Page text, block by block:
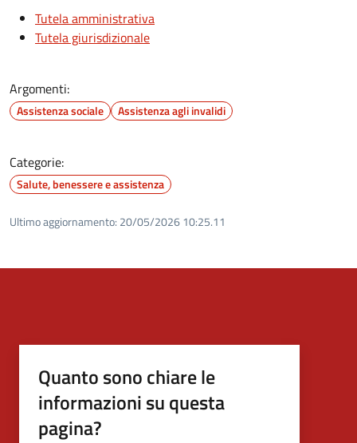
Tutela amministrativa
Tutela giurisdizionale
Argomenti:
Assistenza sociale Assistenza agli invalidi
Categorie:
Salute, benessere e assistenza
Ultimo aggiornamento: 20/05/2026 10:25.11
Quanto sono chiare le
informazioni su questa
pagina?